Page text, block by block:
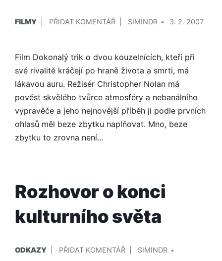
V
FILMY PŘIDAT KOMENTÁŘNA
BY
NEMĚL
BÝT
PODVOD
SIMINDR
3. 2. 2007
Film Dokonalý trik o dvou kouzelnících, kteří při
své rivalitě kráčejí po hraně života a smrti, má
lákavou auru. Režisér Christopher Nolan má
pověst skvělého tvůrce atmosféry a nebanálního
vypravěče a jeho nejnovější příběh ji podle prvních
ohlasů měl beze zbytku naplňovat. Mno, beze
zbytku to zrovna není…
Rozhovor o konci
kulturního světa
V
ODKAZY PŘIDAT KOMENTÁŘNA
SIMINDR